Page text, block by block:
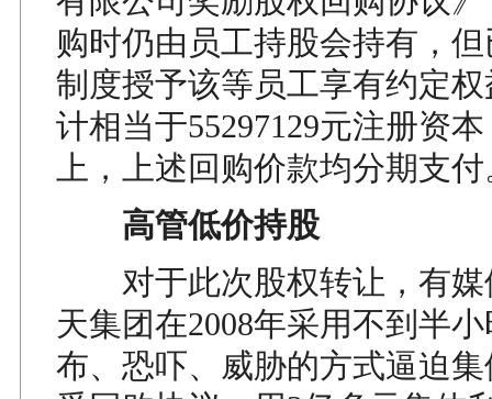
购时仍由员工持股会持有，
制度授予该等员工享有约定
计相当于55297129元注册资
上，上述回购价款均分期支
高管低价持股
对于此次股权转让，有媒
天集团在2008年采用不到半
布、恐吓、威胁的方式逼迫